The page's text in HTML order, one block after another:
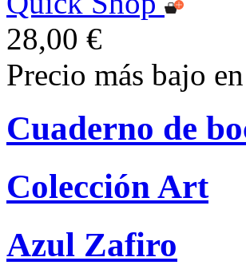
28,00 €
Precio más bajo
Cuaderno de
Colección Art
Azul Zafiro